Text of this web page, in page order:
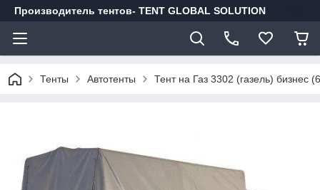
Производитель тентов- TENT GLOBAL SOLUTION
Тенты Автотенты Тент на Газ 3302 (газель) бизнес